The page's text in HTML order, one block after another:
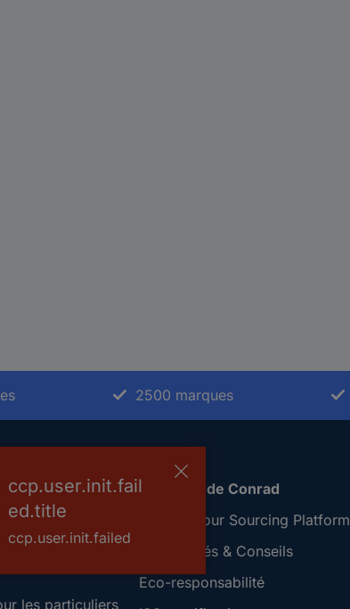
2500 marques
les
les particuliers
A propos de Conrad
Conrad Your Sourcing Platform
Nouveautés & Conseils
Eco-responsabilité
ccp.user.init.fail
ed.title
ccp.user.init.failed